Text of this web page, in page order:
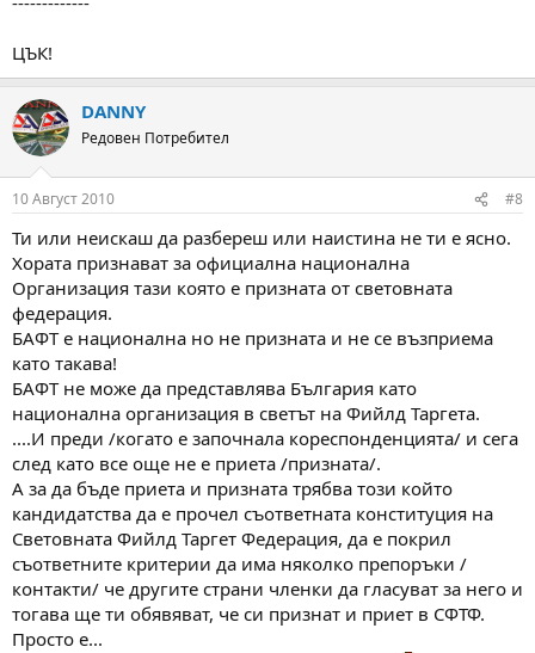
ЦЪК!
DANNY
Редовен Потребител
10 Август 2010 #8
Ти или неискаш да разбереш или наистина не ти е ясно.
Хората признават за официална национална
Организация тази която е призната от световната
федерация.
БАФТ е национална но не призната и не се възприема
като такава!
БАФТ не може да представлява България като
национална организация в светът на Фийлд Таргета.
....И преди /когато е започнала кореспонденцията/ и сега
след като все още не е приета /призната/.
А за да бъде приета и призната трябва този който
кандидатства да е прочел съответната конституция на
Световната Фийлд Таргет Федерация, да е покрил
съответните критерии да има няколко препоръки /
контакти/ че другите страни членки да гласуват за него и
тогава ще ти обявяват, че си признат и приет в СФТФ.
Просто е...